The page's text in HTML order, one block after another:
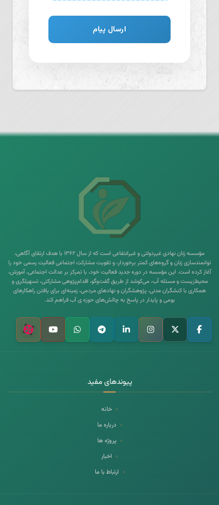
ارسال پیام
مؤسسه زنان نهادی غیردولتی و غیرانتفاعی است که از سال ۱۳۶۲ با هدف ارتقای آگاهی،
توانمندسازی زنان و گروه‌های کمتر برخوردار، و تقویت مشارکت اجتماعی فعالیت رسمی خود را
آغاز کرده است. این مؤسسه در دوره جدید فعالیت خود، با تمرکز بر عدالت اجتماعی، آموزش،
محیط‌زیست و مسئله آب، می‌کوشد از طریق گفت‌وگو، اقدام‌پژوهی مشارکتی، تسهیلگری و
همکاری با کنشگران مدنی، پژوهشگران و نهادهای مردمی، زمینه‌ای برای یافتن راهکارهای
بومی و پایدار در پاسخ به چالش‌های حوزه ی آب فراهم کند.
پیوندهای مفید
خانه
درباره ما
پروژه ها
اخبار
ارتباط با ما